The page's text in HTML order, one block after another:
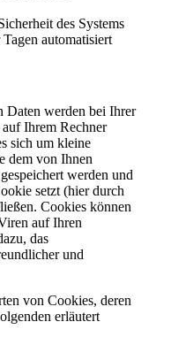
des Systems
automatisiert
Daten werden bei Ihrer
Ihrem Rechner
sich um kleine
dem von Ihnen
werden und
setzt (hier durch
Cookies können
auf Ihren
das
und
von Cookies, deren
erläutert